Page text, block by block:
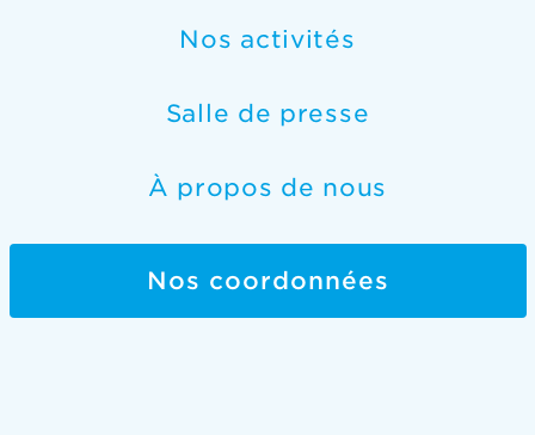
Nos activités
Salle de presse
À propos de nous
Nos coordonnées